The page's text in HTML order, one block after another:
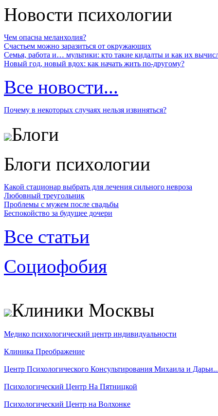
Новости психологии
Чем опасна меланхолия?
Счастьем можно заразиться от окружающих
Семья, работа и… мультики: кто такие кидалты и как их
Новый год, новый вдох: как начать жить по-другому?
Все новости...
Почему в некоторых случаях нельзя извиняться?
Блоги
Блоги психологии
Какой стационар выбрать для лечения сильного невроза
Любовный треугольник
Проблемы с мужем после свадьбы
Беспокойство за будущее дочери
Все статьи
Социофобия
Клиники Москвы
Медико психологический центр индивидуальности
Клиника Преображение
Центр Психологического Консультирования Михаила и
Психологический Центр На Пятницкой
Психологический Центр на Волхонке